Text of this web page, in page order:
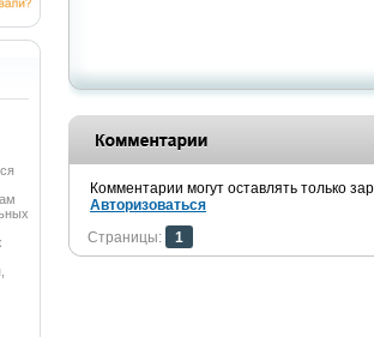
Комментарии могут оставлять только
Авторизоваться
Страницы:
1